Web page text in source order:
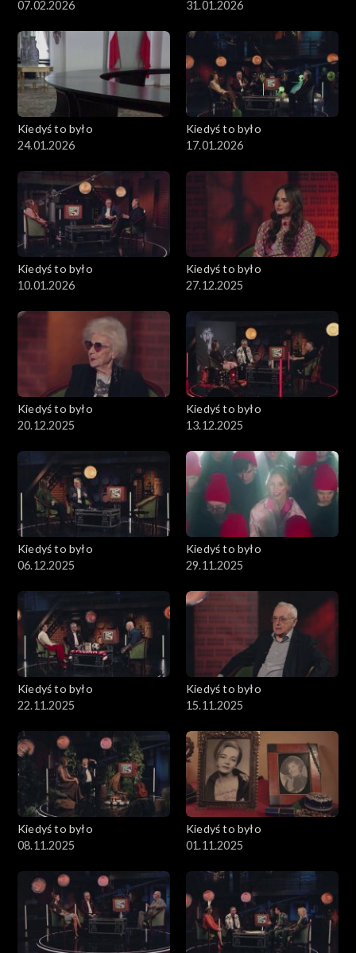
07.02.2026 31.01.2026
Kiedyś to było
24.01.2026
Kiedyś to było
17.01.2026
Kiedyś to było
10.01.2026
Kiedyś to było
27.12.2025
Kiedyś to było
20.12.2025
Kiedyś to było
13.12.2025
Kiedyś to było
06.12.2025
Kiedyś to było
29.11.2025
Kiedyś to było
22.11.2025
Kiedyś to było
15.11.2025
Kiedyś to było
08.11.2025
Kiedyś to było
01.11.2025